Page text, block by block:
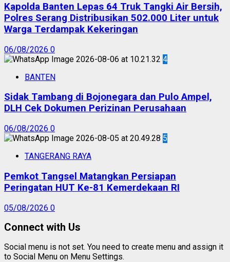
Kapolda Banten Lepas 64 Truk Tangki Air Bersih,
Polres Serang Distribusikan 502.000 Liter untuk
Warga Terdampak Kekeringan
06/08/2026 0
4
BANTEN
Sidak Tambang di Bojonegara dan Pulo Ampel,
DLH Cek Dokumen Perizinan Perusahaan
06/08/2026 0
5
TANGERANG RAYA
Pemkot Tangsel Matangkan Persiapan
Peringatan HUT Ke-81 Kemerdekaan RI
05/08/2026 0
Connect with Us
Social menu is not set. You need to create menu and assign it
to Social Menu on Menu Settings.